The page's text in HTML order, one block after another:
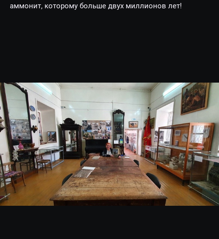
аммонит, которому больше двух миллионов лет!